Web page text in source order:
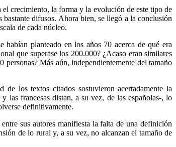
el crecimiento, la forma y la evolución de este tipo de
difusos. Ahora bien, se llegó a la conclusión
de cada núcleo.
planteado en los años 70 acerca de qué era
que superase los 200.000? ¿Acaso eran similares
Más aún, independientemente del tamaño
los textos citados sostuvieron acertadamente la
las francesas distan, a su vez, de las españolas-, lo
definitivamente.
sus autores manifiesta la falta de una definición
de lo rural y, a su vez, no alcanzan el tamaño de